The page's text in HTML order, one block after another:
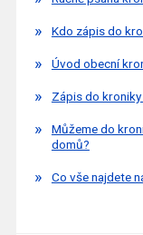
Kdo zápis do
Úvod obecní
Zápis do
Můžeme do
domů?
Co vše najdete